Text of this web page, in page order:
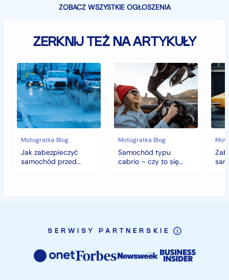
ZOBACZ WSZYSTKIE OGŁOSZENIA
ZERKNIJ TEŻ NA ARTYKUŁY
Jak
zabezpieczyć
samochód
przed
jesiennymi
chłodami
i
deszczem?
Motogratka Blog
Jak zabezpieczyć
samochód przed
Samochód
cabrio
–
czy
to
się
opłaca
w
polskim
klimacie?
Motogratka Blog
Samochód typu
cabrio – czy to się
czyli
SERWISY PARTNERSKIE